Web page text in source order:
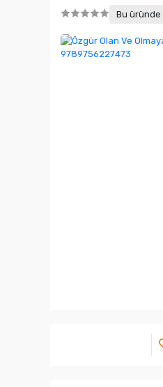
Bu üründe